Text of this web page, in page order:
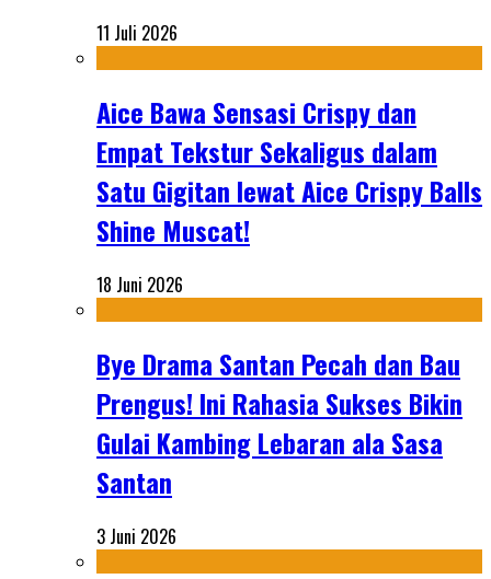
11 Juli 2026
Aice Bawa Sensasi Crispy dan
Empat Tekstur Sekaligus dalam
Satu Gigitan lewat Aice Crispy Balls
Shine Muscat!
18 Juni 2026
Bye Drama Santan Pecah dan Bau
Prengus! Ini Rahasia Sukses Bikin
Gulai Kambing Lebaran ala Sasa
Santan
3 Juni 2026